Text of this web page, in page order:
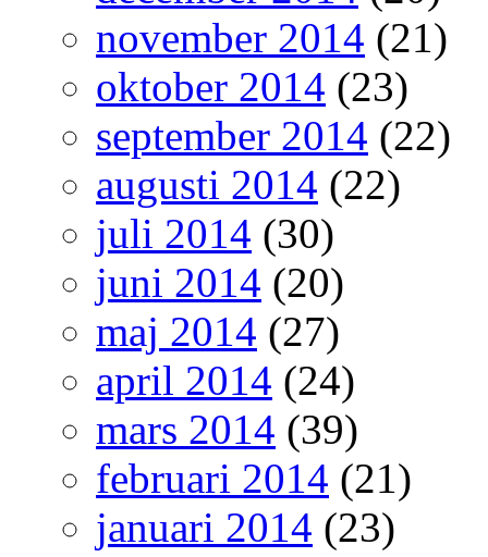
november 2014 (21)
oktober 2014 (23)
september 2014 (22)
augusti 2014 (22)
juli 2014 (30)
juni 2014 (20)
maj 2014 (27)
april 2014 (24)
mars 2014 (39)
februari 2014 (21)
januari 2014 (23)